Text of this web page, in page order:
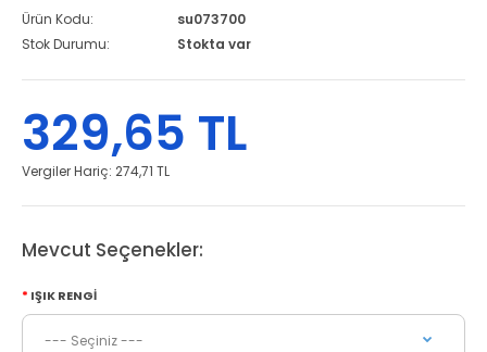
Ürün Kodu:
su073700
Stok Durumu:
Stokta var
329,65 TL
Vergiler Hariç: 274,71 TL
Mevcut Seçenekler:
IŞIK RENGI